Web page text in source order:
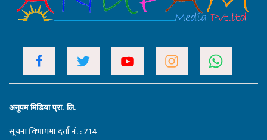
अनुपम मिडिया प्रा. लि.
सूचना विभागमा दर्ता नं. : 714